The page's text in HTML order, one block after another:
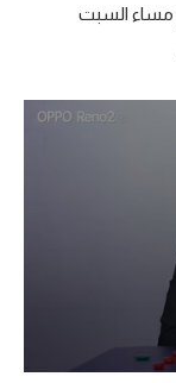
مساء السبت